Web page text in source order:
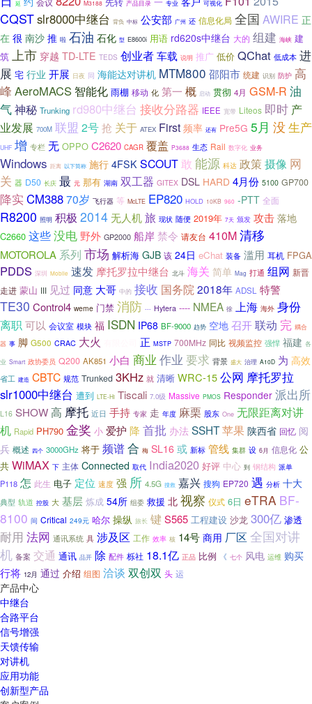
延 M3188 产品目录 专业 可视化
CQSTslr8000中继台 背负 中标 公安部 广州 还 信息化局 全国 AWIRE 正
在 很 南沙 推 啦 石油 石化 型 E8600i 用语 rd620s中继台 大的 组建 海峡 建
筑 上市 穿越 TD-LTE TEDS 创业者车载 说明 推广 低价 QChat 低成本 进
展 宅 行业 开展 日夜 同 海能达对讲机 MTM800 邵阳市 统建 识别 防护 高
峰 AeroMACS 智能化 雨棚 移动 化 第一 概 启动 贯彻 4月 GSM-R 油
气神秘 Trunking rd980中继台 接收分路器 IEEE 宽带 Liteos 即时 产
业发展 700M 联盟 2号抢 关于 ATEX First 频率 还有 Pre5G 5月 没生产
UHF 增 专栏 无 OPPO C2620 CAGR 覆盖 P3688 生态 Rail 数字化 业务
Windows 距离 以下简称 施行 4FSK SCOUT敢 能源 科达 政策摄像 网
关 器 D50 长庆 最 元 那有 湖南 双工器 GITEX DSL HARD 4月份 5100 GP700
降实 CM38870岁 飞行器 等 McLTE EP820 HOLD 10KB 960 -PTT 全面
R8200 照明 积极 2014无人机旅 现状 随便 2019年 7天 颁发 攻击 落地
C2660 这些没电 野外 GP2000 船岸 禁令 请友台 410M清移
MOTOROLA 系列 市场 解析海 GJB 该 24日 eChat 装备 滥用 耳机 FPGA
PDDS 深圳 Mobile 速发 摩托罗拉中继台 北斗 海关 简单 Mag 打通 组网 新晋
走进 蒙山 III 见过 同意 大哥 中的 接收 国务院2018年 ADSL 特警
TE30 Control4 weme 门禁 消防 --- Hytera ---- NMEA 徐 上海 海外 身份
离职可以 会议室 模块 福 ISDN IP68 BF-9000 趋势 空地 召开联动 完 耦合
器 事 脚 G500 CRAC 大火 正 MSTP 700MHz 同比 视频监控 强悍 福建 各
业 Smart 政协委员 Q200 AK851 小白 商业 作业 要求 背景 盛大 治理 A10D 为 高效
省工 建造 CBTC 规范 Trunked 3KHz 就 清晰 WRC-15公网 摩托罗拉
slr1000中继台 遭到 LTE-Hi Tiscali 7.0级 Massive PMOS Responder 派出所
L16 SHOW高 摩托 近日 手持 专家 走 年度 麻栗 股东 One 无限距离对讲
机 Rapid PH790 金奖 小 爱护 降 首批 办法 SSHT苹果 陕西省 回忆 阅
兵 概述 四个 3000GHz 将于 频谱合 梅 SL16 或 新标 管线 集群 设 6月 信息化 公
共 WiMAX 下 主体 Connected 取代 India2020 好评 中心 到 钢结构 派单
P118 怎 此生 电子 定位 速度 强 所 4.5G 搜救 嘉兴 搜狗 EP720 遇 分析 十大
典型 轨道 控股 大 基层 炼成 54所 组委 救援 北 视察 仪式 6日 eTRA BF-
8100 间 Critical 249元 哈尔 操纵 旅长 键S565 工程建设 沙龙 300亿 渗透
耐用 法网 通讯系统 具 涉及区 工作 效率 核 14号 商用 厂区 全国对讲
机 备案 交通 通讯 品开 除 配件 栎社 18.1亿 正品 比例 《 七个 风电 运维 购买
行将 12月 通过 介绍 组图 洽谈 双创双 头 运
产品中心
中继台
合路平台
信号增强
天馈传输
对讲机
应用功能
创新型产品